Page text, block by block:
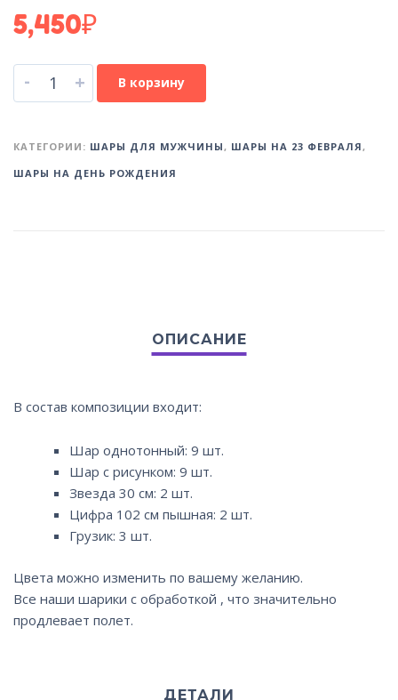
5,450₽
- + В корзину
КАТЕГОРИИ: ШАРЫ ДЛЯ МУЖЧИНЫ, ШАРЫ НА 23 ФЕВРАЛЯ,
ШАРЫ НА ДЕНЬ РОЖДЕНИЯ
В состав композиции входит:
Шар однотонный: 9 шт.
Шар с рисунком: 9 шт.
Звезда 30 см: 2 шт.
Цифра 102 см пышная: 2 шт.
Грузик: 3 шт.
Цвета можно изменить по вашему желанию.
Все наши шарики с обработкой , что значительно
продлевает полет.